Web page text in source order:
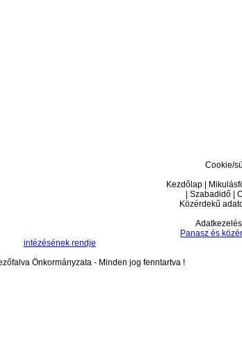
Cookie/
Kezdőlap |
| Szabadidő |
Közérdekű
Panasz és
intézésének rendje
Önkormányzata - Minden jog fenntartva !